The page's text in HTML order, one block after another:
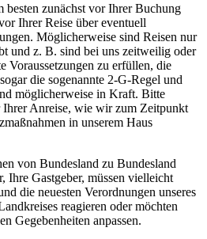
besten zunächst vor Ihrer Buchung
Ihrer Reise über eventuell
Möglicherweise sind Reisen nur
und z. B. sind bei uns zeitweilig oder
Voraussetzungen zu erfüllen, die
die sogenannte 2-G-Regel und
möglicherweise in Kraft. Bitte
Ihrer Anreise, wie wir zum Zeitpunkt
in unserem Haus
von Bundesland zu Bundesland
Ihre Gastgeber, müssen vielleicht
die neuesten Verordnungen unseres
reagieren oder möchten
Gegebenheiten anpassen.